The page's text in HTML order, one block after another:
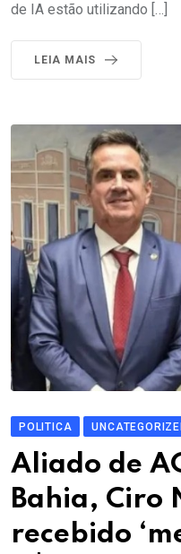
de IA estão utilizando […]
LEIA MAIS
POLITICA
Aliado de
Bahia, Ciro
recebido